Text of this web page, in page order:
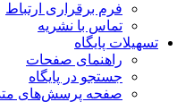
فرم برقراری ارتباط
تماس با نشریه
تسهیلات پایگاه
راهنمای صفحات
جستجو در پایگاه
صفحه پرسش‌های